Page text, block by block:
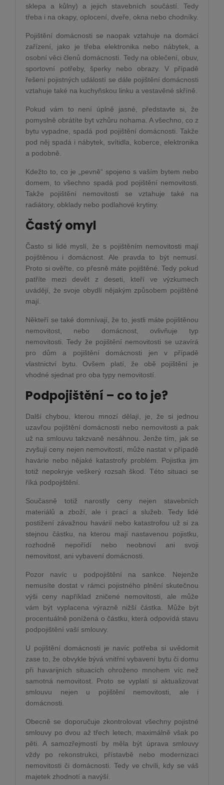
sklepa a kůlny) a jejich stavebních součástí. Tedy
třeba i na okapy, oplocení, dveře, okna nebo chodníky.
Pojištění domácnosti se naopak vztahuje na domácí
zařízení, jako je třeba elektronika nebo nábytek, a
osobní věci členů domácnosti. Tedy na oblečení, obuv,
sportovní potřeby, šperky nebo obrazy. V případě
řešení pojistných událostí se dále pojištění domácnosti
vztahuje také na kuchyňskou linku a vestavěné skříně.
Pokud vám to není úplně jasné, představte si, že
pomyslně obrátíte byt vzhůru nohama. A všechno, co z
bytu vypadne, spadá pod pojištění domácnosti. Takže
pod něj spadá i nábytek, svítidla, koberce, elektronika
a podobně.
Kdežto to, co je „pevně“ spojeno s vaším bytem nebo
domem, to všechno spadá pod pojištění nemovitosti.
Takže pojištění nemovitosti se vztahuje také na
radiátory, obklady nebo podlahové krytiny.
Častý omyl
Často si lidé myslí, že s pojištěním nemovitosti mají
pojištěnou i domácnost. Ale pravda to být nemusí.
Proto si ověřte, co přesně máte pojištěné. Tedy pokud
patříte mezi devět z deseti, kteří ve výzkumech
uvádějí, že svoje obydlí nějakým způsobem pojištěné
mají.
Někteří se také domnívají, že to, jestli máte pojištěnou
nemovitost, nebo domácnost, ovlivňuje typ
nemovitosti. Tedy že pojištění nemovitosti se uzavírá
pro dům a pojištění domácnosti jen v případě
vlastnictví bytu. Ovšem platí, že obě pojištění je
vhodné sjednat pro oba typy nemovitostí.
Podpojištění – co to je?
Další chybou, kterou mnozí dělají, je, že si jednou
uzavřou pojištění domácnosti nebo nemovitosti a pak
už na smlouvu takzvaně nesáhnou. Jenže tím, jak se
zvyšují ceny nejen nemovitostí, může nastat v případě
havárie nebo nějaké katastrofy problém. Pojistka jim
totiž nepokryje veškerý rozsah škod. Této situaci se
říká podpojištění.
Současně totiž narostly ceny nejen stavebních
materiálů a zboží, ale i prací a služeb. Tedy lidé
postižení závažnou havárií nebo katastrofou už si za
stejnou částku, na kterou mají nastavenou pojistku,
rozhodně nepořídí nebo neobnoví ani svoji
nemovitost, ani vybavení domácnosti.
Pozor navíc u podpojištění na sankce. Nejenže
nemusíte dostat v rámci pojistného plnění skutečnou
výši ceny například zničené nemovitosti, ale může
vám být vyplacena výrazně nižší částka. Může být
procentuálně ponížená o částku, která odpovídá stavu
podpojištění vaší smlouvy.
U pojištění domácnosti je navíc potřeba si uvědomit
zase to, že obvykle bývá vnitřní vybavení bytu či domu
při havarijních situacích ohroženo mnohem víc než
samotná nemovitost. Proto se vyplatí si aktualizovat
smlouvu nejen u pojištění nemovitosti, ale i
domácnosti.
Obecně se doporučuje zkontrolovat všechny pojistné
smlouvy po dvou až třech letech, maximálně však po
pěti. A samozřejmostí by měla být úprava smlouvy
vždy po rekonstrukci, přístavbě nebo modernizaci
nemovitosti či domácnosti. Tedy ve chvíli, kdy se váš
majetek zhodnotí a navýší.